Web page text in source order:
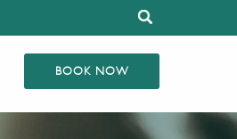
BOOK NOW